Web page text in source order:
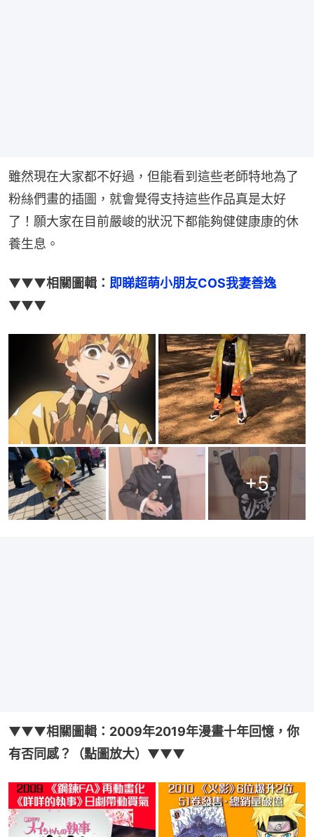
雖然現在大家都不好過，但能看到這些老師特地為了
粉絲們畫的插圖，就會覺得支持這些作品真是太好
了！願大家在目前嚴峻的狀況下都能夠健健康康的休
養生息。
▼▼▼相關圖輯： 即睇超萌小朋友COS我妻善逸
▼▼▼
+5
▼▼▼相關圖輯：2009年2019年漫畫十年回憶，你
有否同感？（點圖放大） ▼▼▼